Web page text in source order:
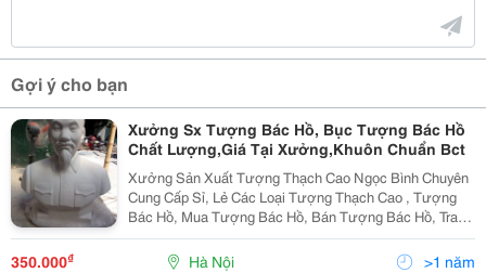
Gợi ý cho bạn
Xưởng Sx Tượng Bác Hồ, Bục Tượng Bác Hồ
Chất Lượng,Giá Tại Xưởng,Khuôn Chuẩn Bct
Xưởng Sản Xuất Tượng Thạch Cao Ngọc Bình Chuyên
Cung Cấp Sỉ, Lẻ Các Loại Tượng Thạch Cao , Tượng
Bác Hồ, Mua Tượng Bác Hồ, Bán Tượng Bác Hồ, Tranh
Cát, Các Dụng Cụ Tô Tượng , Vẽ Tranh, Tượng Mỹ
Thuật, Nhận Đắp Mẫu Tạo Khuôn Theo Yêu Cầu . Hiện
350.000₫ Hà Nội >1 năm